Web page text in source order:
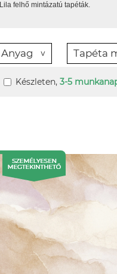
Lila felhő mintázatú tapéták.
Anyag Tapéta
Készleten, 3-5